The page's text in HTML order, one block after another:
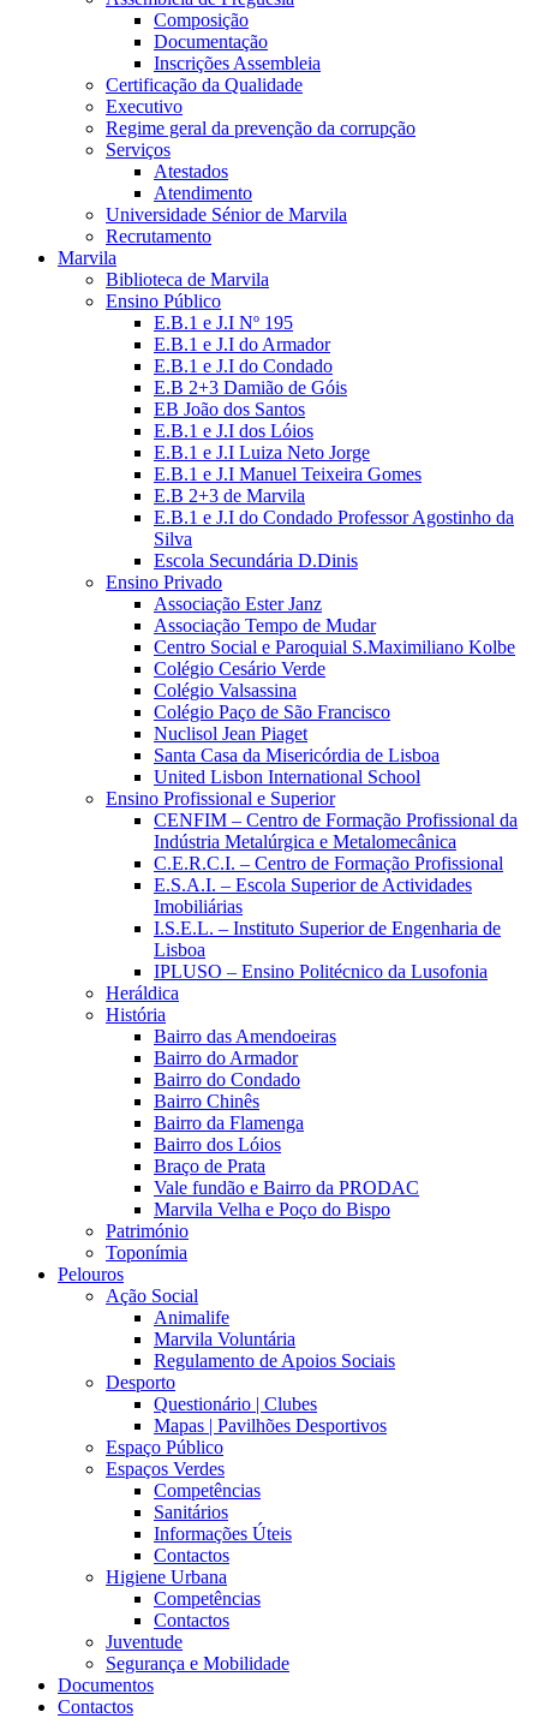
Composição
Documentação
Inscrições Assembleia
Certificação da Qualidade
Executivo
Regime geral da prevenção da corrupção
Serviços
Atestados
Atendimento
Universidade Sénior de Marvila
Recrutamento
Marvila
Biblioteca de Marvila
Ensino Público
E.B.1 e J.I Nº 195
E.B.1 e J.I do Armador
E.B.1 e J.I do Condado
E.B 2+3 Damião de Góis
EB João dos Santos
E.B.1 e J.I dos Lóios
E.B.1 e J.I Luiza Neto Jorge
E.B.1 e J.I Manuel Teixeira Gomes
E.B 2+3 de Marvila
E.B.1 e J.I do Condado Professor Agostinho da
Silva
Escola Secundária D.Dinis
Ensino Privado
Associação Ester Janz
Associação Tempo de Mudar
Centro Social e Paroquial S.Maximiliano Kolbe
Colégio Cesário Verde
Colégio Valsassina
Colégio Paço de São Francisco
Nuclisol Jean Piaget
Santa Casa da Misericórdia de Lisboa
United Lisbon International School
Ensino Profissional e Superior
CENFIM – Centro de Formação Profissional da
Indústria Metalúrgica e Metalomecânica
C.E.R.C.I. – Centro de Formação Profissional
E.S.A.I. – Escola Superior de Actividades
Imobiliárias
I.S.E.L. – Instituto Superior de Engenharia de
Lisboa
IPLUSO – Ensino Politécnico da Lusofonia
Heráldica
História
Bairro das Amendoeiras
Bairro do Armador
Bairro do Condado
Bairro Chinês
Bairro da Flamenga
Bairro dos Lóios
Braço de Prata
Vale fundão e Bairro da PRODAC
Marvila Velha e Poço do Bispo
Património
Toponímia
Pelouros
Ação Social
Animalife
Marvila Voluntária
Regulamento de Apoios Sociais
Desporto
Questionário | Clubes
Mapas | Pavilhões Desportivos
Espaço Público
Espaços Verdes
Competências
Sanitários
Informações Úteis
Contactos
Higiene Urbana
Competências
Contactos
Juventude
Segurança e Mobilidade
Documentos
Contactos